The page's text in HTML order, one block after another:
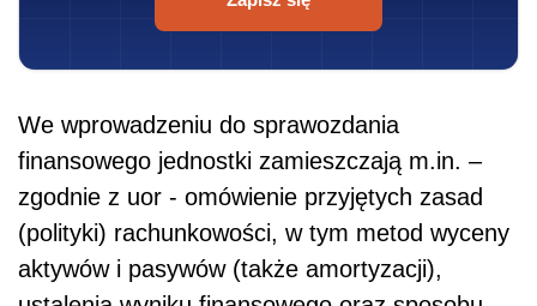
We wprowadzeniu do sprawozdania
finansowego jednostki zamieszczają m.in. –
zgodnie z uor - omówienie przyjętych zasad
(polityki) rachunkowości, w tym metod wyceny
aktywów i pasywów (także amortyzacji),